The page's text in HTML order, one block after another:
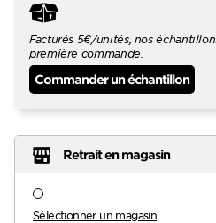
Facturés 5€/unités, nos
première commande.
Commander un échantillon
Retrait en magasin
Sélectionner un magasin